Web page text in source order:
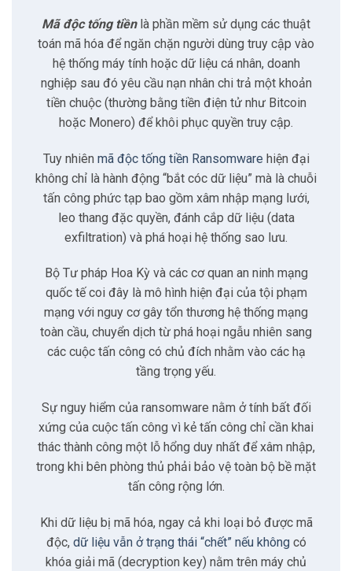
3.1 Các vector tấn công phổ biến
3.2 Cơ chế mã hóa
3.3 Tấn công vào nền tảng ảo hóa VMware ESXi
Chiến thuật tống tiền
Chiến lược phòng thủ
5.2 Quản lý lỗ hổng và vá lỗi
5.3 Định danh và kiểm soát truy cập
Có thể bạn quan tâm
Nguyễn Xuân Hoàng
Liên hệ
Mã độc tống tiềnlà phần mềm sử dụng các thuật
toán mã hóa để ngăn chặn người dùng truy cập vào
hệ thống máy tính hoặc dữ liệu cá nhân, doanh
nghiệp sau đó yêu cầu nạn nhân chi trả một khoản
tiền chuộc (thường bằng tiền điện tử như Bitcoin
hoặc Monero) để khôi phục quyền truy cập.
Tuy nhiên mã độc tống tiền Ransomware hiện đại
không chỉ là hành động “bắt cóc dữ liệu” mà là chuỗi
tấn công phức tạp bao gồm xâm nhập mạng lưới,
leo thang đặc quyền, đánh cắp dữ liệu (data
exfiltration) và phá hoại hệ thống sao lưu.
Bộ Tư pháp Hoa Kỳ và các cơ quan an ninh mạng
quốc tế coi đây là mô hình hiện đại của tội phạm
mạng với nguy cơ gây tổn thương hệ thống mạng
toàn cầu, chuyển dịch từ phá hoại ngẫu nhiên sang
các cuộc tấn công có chủ đích nhằm vào các hạ
tầng trọng yếu.
Sự nguy hiểm của ransomware nằm ở tính bất đối
xứng của cuộc tấn công vì kẻ tấn công chỉ cần khai
thác thành công một lỗ hổng duy nhất để xâm nhập,
trong khi bên phòng thủ phải bảo vệ toàn bộ bề mặt
tấn công rộng lớn.
Khi dữ liệu bị mã hóa, ngay cả khi loại bỏ được mã
độc, dữ liệu vẫn ở trạng thái “chết” nếu khôngcó
khóa giải mã (decryption key) nằm trên máy chủ